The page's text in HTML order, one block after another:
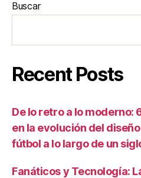
Buscar
Recent Posts
De lo retro a lo moderno:
en la evolución del
fútbol a lo largo de un
Fanáticos y Tecnología: